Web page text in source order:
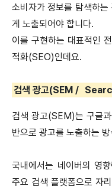
소비자가 정보를 탐색하는
게 노출되어야 합니다.
이를 구현하는 대표적인
적화(SEO)인데요.
검색 광고(SEM /
검색 광고(SEM)는 구글
반으로 광고를 노출하는
국내에서는 네이버의 영
주요 검색 플랫폼으로 자